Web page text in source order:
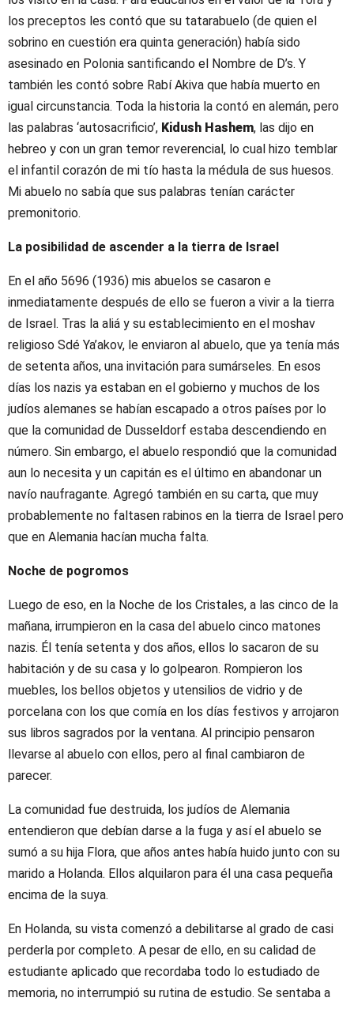
los preceptos les contó que su tatarabuelo (de quien el
sobrino en cuestión era quinta generación) había sido
asesinado en Polonia santificando el Nombre de D’s. Y
también les contó sobre Rabí Akiva que había muerto en
igual circunstancia. Toda la historia la contó en alemán, pero
las palabras ‘autosacrificio’, Kidush Hashem, las dijo en
hebreo y con un gran temor reverencial, lo cual hizo temblar
el infantil corazón de mi tío hasta la médula de sus huesos.
Mi abuelo no sabía que sus palabras tenían carácter
premonitorio.
La posibilidad de ascender a la tierra de Israel
En el año 5696 (1936) mis abuelos se casaron e
inmediatamente después de ello se fueron a vivir a la tierra
de Israel. Tras la aliá y su establecimiento en el moshav
religioso Sdé Ya’akov, le enviaron al abuelo, que ya tenía más
de setenta años, una invitación para sumárseles. En esos
días los nazis ya estaban en el gobierno y muchos de los
judíos alemanes se habían escapado a otros países por lo
que la comunidad de Dusseldorf estaba descendiendo en
número. Sin embargo, el abuelo respondió que la comunidad
aun lo necesita y un capitán es el último en abandonar un
navío naufragante. Agregó también en su carta, que muy
probablemente no faltasen rabinos en la tierra de Israel pero
que en Alemania hacían mucha falta.
Noche de pogromos
Luego de eso, en la Noche de los Cristales, a las cinco de la
mañana, irrumpieron en la casa del abuelo cinco matones
nazis. Él tenía setenta y dos años, ellos lo sacaron de su
habitación y de su casa y lo golpearon. Rompieron los
muebles, los bellos objetos y utensilios de vidrio y de
porcelana con los que comía en los días festivos y arrojaron
sus libros sagrados por la ventana. Al principio pensaron
llevarse al abuelo con ellos, pero al final cambiaron de
parecer.
La comunidad fue destruida, los judíos de Alemania
entendieron que debían darse a la fuga y así el abuelo se
sumó a su hija Flora, que años antes había huido junto con su
marido a Holanda. Ellos alquilaron para él una casa pequeña
encima de la suya.
En Holanda, su vista comenzó a debilitarse al grado de casi
perderla por completo. A pesar de ello, en su calidad de
estudiante aplicado que recordaba todo lo estudiado de
memoria, no interrumpió su rutina de estudio. Se sentaba a